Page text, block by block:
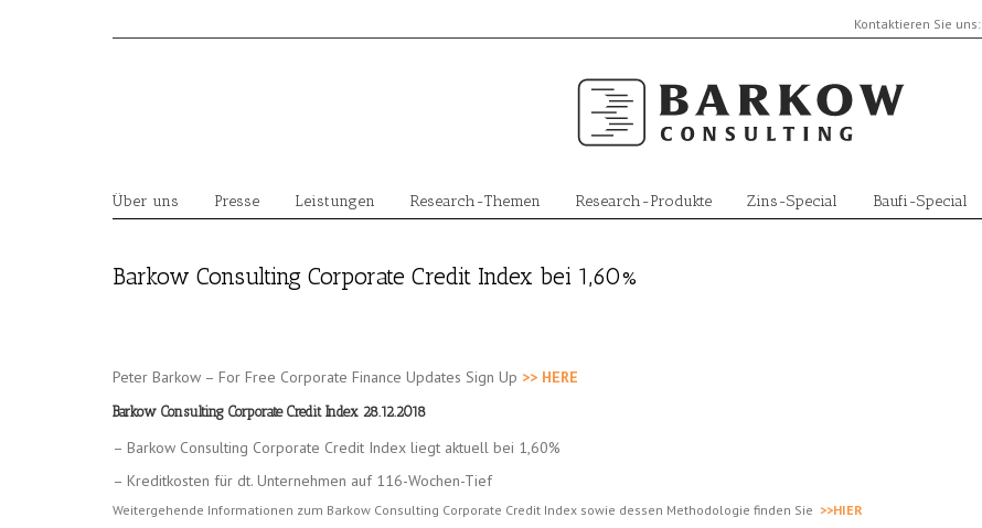
Kontaktieren Sie uns:
Über uns Presse Leistungen Research-Themen Research-Produkte Zins-Special Baufi-Special
Barkow Consulting Corporate Credit Index bei 1,60%
Peter Barkow – For Free Corporate Finance Updates Sign Up >> HERE
Barkow Consulting Corporate Credit Index 28.12.2018
– Barkow Consulting Corporate Credit Index liegt aktuell bei 1,60%
– Kreditkosten für dt. Unternehmen auf 116-Wochen-Tief
Weitergehende Informationen zum Barkow Consulting Corporate Credit Index sowie dessen Methodologie finden Sie >>HIER